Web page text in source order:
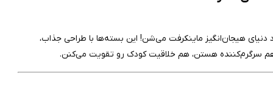
دنیای هیجان‌انگیز ماینکرفت می‌شن! این بسته‌ها با طراحی جذاب،
سرگرم‌کننده هستن، هم خلاقیت کودک رو تقویت می‌کنن.